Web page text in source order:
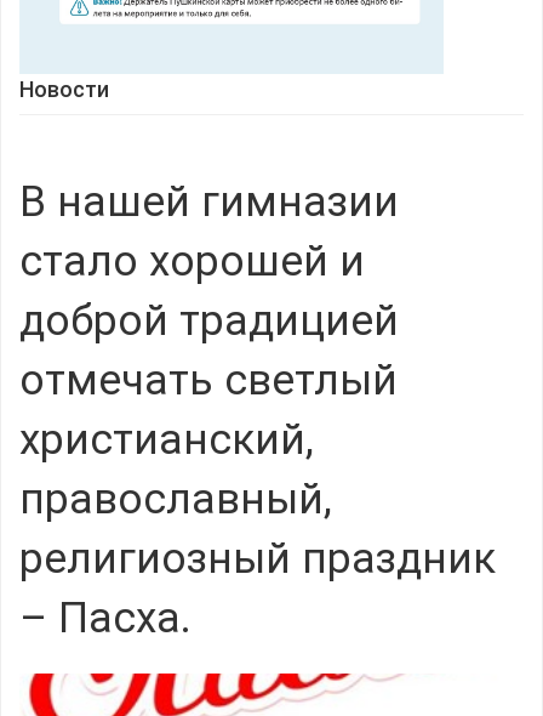
Новости
В нашей гимназии
стало хорошей и
доброй традицией
отмечать светлый
христианский,
православный,
религиозный праздник
– Пасха.